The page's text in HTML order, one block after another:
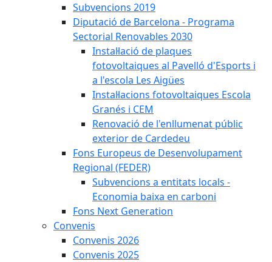
Subvencions 2019
Diputació de Barcelona - Programa
Sectorial Renovables 2030
Instal·lació de plaques
fotovoltaiques al Pavelló d'Esports i
a l'escola Les Aigües
Instal·lacions fotovoltaiques Escola
Granés i CEM
Renovació de l'enllumenat públic
exterior de Cardedeu
Fons Europeus de Desenvolupament
Regional (FEDER)
Subvencions a entitats locals -
Economia baixa en carboni
Fons Next Generation
Convenis
Convenis 2026
Convenis 2025